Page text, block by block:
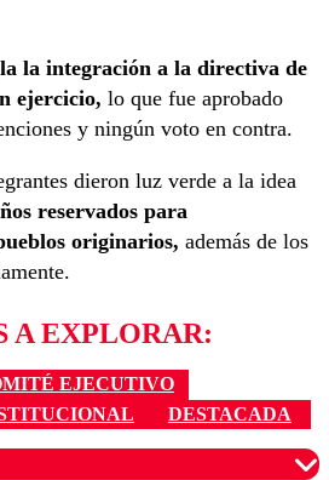
la integración a la directiva de
ejercicio, lo que fue aprobado
y ningún voto en contra.
dieron luz verde a la idea
reservados para
originarios, además de los
A EXPLORAR:
EJECUTIVO
DESTACADA